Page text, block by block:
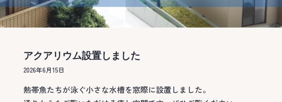
アクアリウム設置しました
2026年6月15日
熱帯魚たちが泳ぐ小さな水槽を窓際に設置しました。